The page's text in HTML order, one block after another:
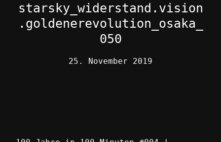
starsky_widerstand.vision
.goldenerevolution_osaka_
050
25. November 2019